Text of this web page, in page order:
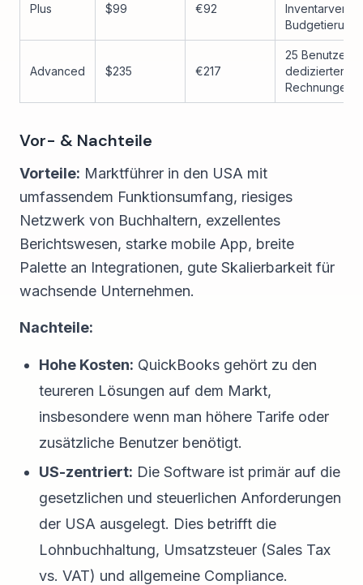
Plus $99 €92
Advanced $235 €217
25 Benutzer,
dedizierter
Rechnungen
Vor- & Nachteile
Vorteile: Marktführer in den USA mit
umfassendem Funktionsumfang, riesiges
Netzwerk von Buchhaltern, exzellentes
Berichtswesen, starke mobile App, breite
Palette an Integrationen, gute Skalierbarkeit für
wachsende Unternehmen.
Nachteile:
Hohe Kosten: QuickBooks gehört zu den
teureren Lösungen auf dem Markt,
insbesondere wenn man höhere Tarife oder
zusätzliche Benutzer benötigt.
US-zentriert: Die Software ist primär auf die
gesetzlichen und steuerlichen Anforderungen
der USA ausgelegt. Dies betrifft die
Lohnbuchhaltung, Umsatzsteuer (Sales Tax
vs. VAT) und allgemeine Compliance.